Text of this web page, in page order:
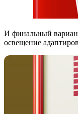
И финальный
освещение